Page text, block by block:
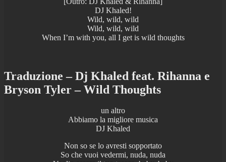
DJ Khaled!
Wild, wild, wild
Wild, wild, wild
When I’m with you, all I get is wild thoughts
Traduzione – Dj Khaled feat. Rihanna e
Bryson Tyler – Wild Thoughts
un altro
Abbiamo la migliore musica
DJ Khaled
Non so se lo avresti sopportato
So che vuoi vedermi, nuda, nuda